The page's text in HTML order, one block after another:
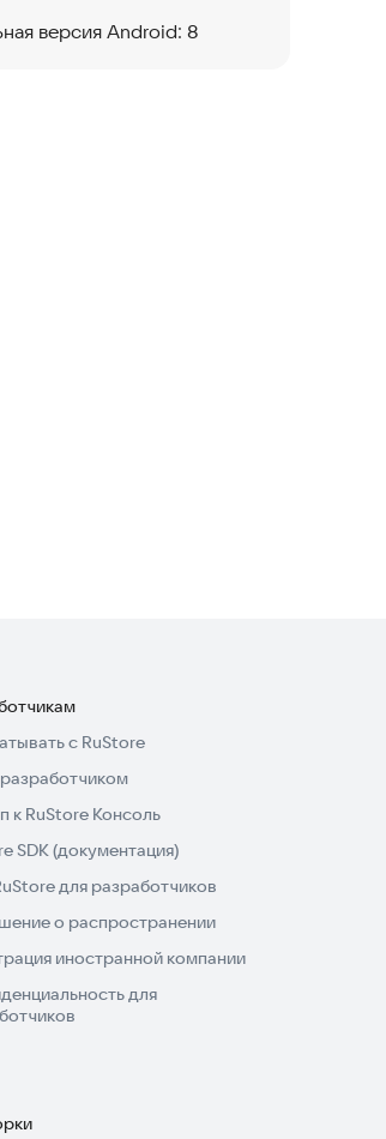
версия Android: 8
с RuStore
к RuStore Консоль
SDK (документация)
для разработчиков
о распространении
иностранной компании
для